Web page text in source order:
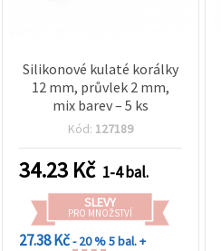
vše!" Nebo
můžete
uvést své
preference v
daného
typu
cookies a
kliknutím
na tlačítko
"Uložit"
Silikonové kulaté korálky
12 mm, průvlek 2 mm,
mix barev – 5 ks
Kód: 127189
34.23 Kč 1-4 bal.
SLEVY
PRO MNOŽSTVÍ
27.38 Kč- 20 %5 bal. +